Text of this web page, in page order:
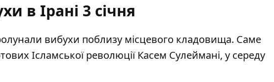
в Ірані 3 січня
вибухи поблизу місцевого кладовища. Саме
Ісламської революції Касем Сулеймані, у середу